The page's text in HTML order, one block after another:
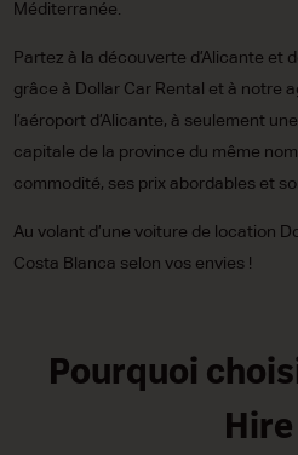
Méditerranée.
Partez à la découverte d’Alicante et
grâce à Dollar Car Rental et à notre
l’aéroport d’Alicante, à seulement
capitale de la province du même
commodité, ses prix abordables et
Au volant d’une voiture de location
Costa Blanca selon vos envies !
Pourquoi
Hire